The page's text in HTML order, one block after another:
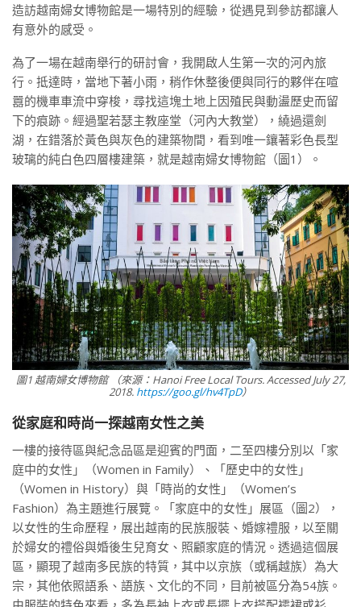
造訪越南婦女博物館是一場特別的經驗，從遇見到參訪都讓人
有意外的感受。
為了一場在越南舉行的研討會，我開啟人生第一次的河內旅
行。抵達時，當地下著小雨，稍作休整後便與同行的夥伴在喧
囂的機車車流中穿梭，尋找這塊土地上因殖民與動盪歷史而留
下的痕跡。經過聖若瑟主教座堂（河內大教堂），繞過還劍
湖，在錯落於黃色與灰色的建築物間，看到唯一鑲著彩色長型
玻璃的純白色四層樓建築，就是越南婦女博物館（圖1）。
圖1 越南婦女博物館 （來源：Hanoi Free Local Tours. Accessed July 27,
2018. https://goo.gl/hv4TpD）
從家庭和時尚一探越南女性之美
一樓的接待區與紀念品區是迎賓的門面，二至四樓分別以「家
庭中的女性」（Women in Family）、「歷史中的女性」
（Women in History）與「時尚的女性」（Women’s
Fashion）為主題進行展覽。「家庭中的女性」展區（圖2），
以女性的生命歷程，展出越南的民族服裝、婚嫁禮服，以至關
於婦女的禮俗與婚後生兒育女、照顧家庭的情況。透過這個展
區，顯現了越南多民族的特質，其中以京族（或稱越族）為大
宗，其他依照語系、語族、文化的不同，目前被區分為54族。